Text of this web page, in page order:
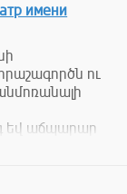
имени
ու
եվ աճպարար